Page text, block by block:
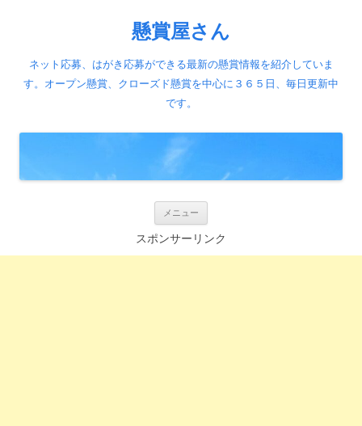
懸賞屋さん
ネット応募、はがき応募ができる最新の懸賞情報を紹介していま
す。オープン懸賞、クローズド懸賞を中心に３６５日、毎日更新中
です。
メニュー
ン
ツ
スポンサーリンク